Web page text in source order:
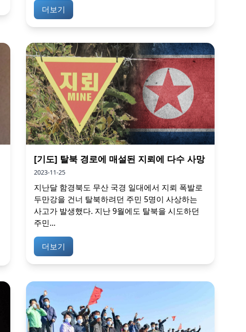
더보기
[기도] 탈북 경로에 매설된 지뢰에 다수 사망
2023-11-25
지난달 함경북도 무산 국경 일대에서 지뢰 폭발로
두만강을 건너 탈북하려던 주민 5명이 사상하는
사고가 발생했다. 지난 9월에도 탈북을 시도하던
주민...
더보기